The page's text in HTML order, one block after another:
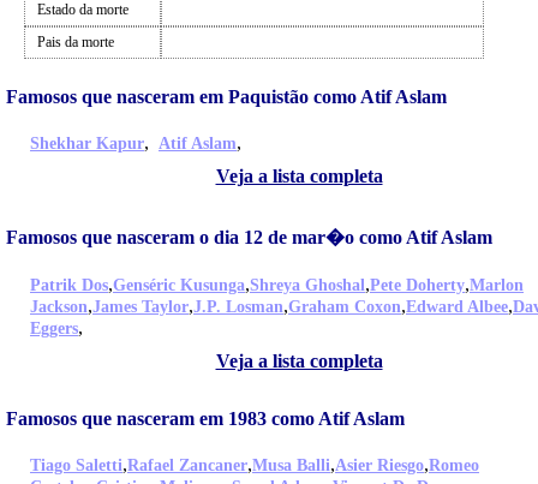
Estado da morte
Pais da morte
Famosos que nasceram em Paquistão como Atif Aslam
Shekhar Kapur, Atif Aslam,
Veja a lista completa
Famosos que nasceram o dia 12 de mar�o como Atif Aslam
Patrik Dos,Genséric Kusunga,Shreya Ghoshal,Pete Doherty,Marlon
Jackson,James Taylor,J.P. Losman,Graham Coxon,Edward Albee,
Eggers,
Veja a lista completa
Famosos que nasceram em 1983 como Atif Aslam
Tiago Saletti,Rafael Zancaner,Musa Balli,Asier Riesgo,Romeo